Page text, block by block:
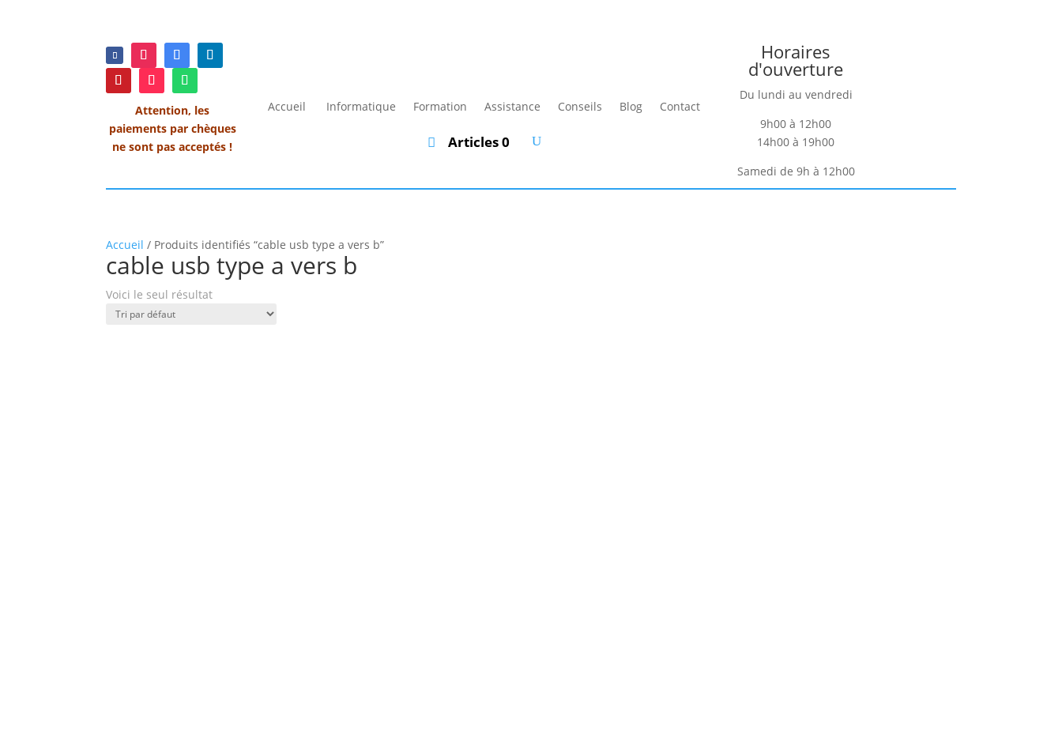
Attention, les
paiements par chèques
ne sont pas acceptés !
Accueil Informatique Formation Assistance Conseils Blog Contact
Articles 0
Horaires
d'ouverture
Du lundi au vendredi
9h00 à 12h00
14h00 à 19h00
Samedi de 9h à 12h00
Accueil / Produits identifiés “cable usb type a vers b”
cable usb type a vers b
Voici le seul résultat